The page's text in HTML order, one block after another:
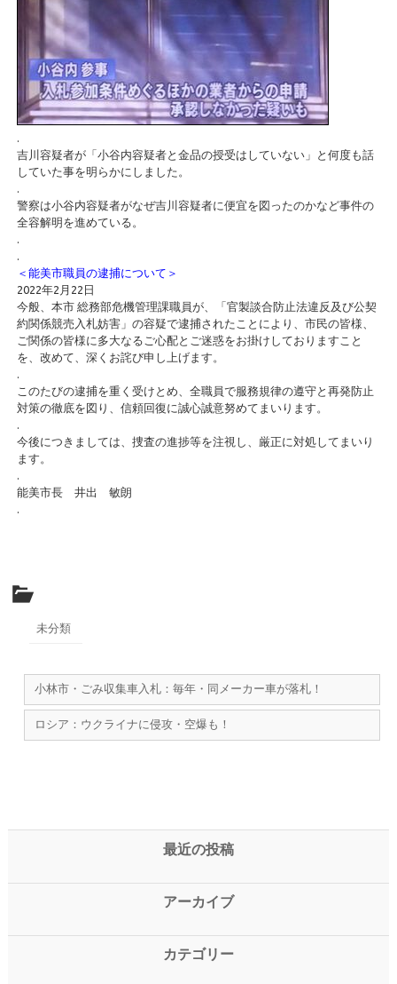
.
吉川容疑者が「小谷内容疑者と金品の授受はしていない」と何度も話
していた事を明らかにしました。
.
警察は小谷内容疑者がなぜ吉川容疑者に便宜を図ったのかなど事件の
全容解明を進めている。
.
.
＜能美市職員の逮捕について＞
2022年2月22日
今般、本市 総務部危機管理課職員が、「官製談合防止法違反及び公契
約関係競売入札妨害」の容疑で逮捕されたことにより、市民の皆様、
ご関係の皆様に多大なるご心配とご迷惑をお掛けしておりますこと
を、改めて、深くお詫び申し上げます。
.
このたびの逮捕を重く受けとめ、全職員で服務規律の遵守と再発防止
対策の徹底を図り、信頼回復に誠心誠意努めてまいります。
.
今後につきましては、捜査の進捗等を注視し、厳正に対処してまいり
ます。
.
能美市長 井出 敏朗
.
未分類
小林市・ごみ収集車入札：毎年・同メーカー車が落札！
ロシア：ウクライナに侵攻・空爆も！
最近の投稿
アーカイブ
カテゴリー